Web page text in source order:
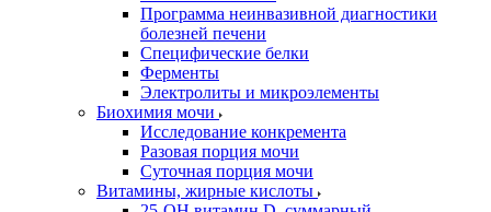
Программа неинвазивной диагностики
болезней печени
Специфические белки
Ферменты
Электролиты и микроэлементы
Биохимия мочи
Исследование конкремента
Разовая порция мочи
Суточная порция мочи
Витамины, жирные кислоты